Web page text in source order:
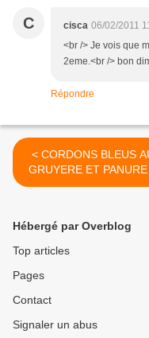
C cisca 06/02/2011
<br /> Je vois que
2eme.<br /> bon
Répondre
< CORDONS BLEUS AU
GRUYERE ET PANURE
LA CACAHUETE
Hébergé par Overblog
Top articles
Pages
Contact
Signaler un abus